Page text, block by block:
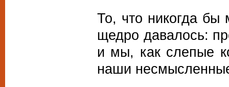
То, что никогда
щедро давалось:
и мы, как слепые
наши